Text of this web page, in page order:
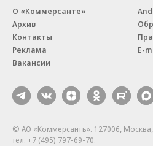
запустили холодное S3-
хранилище для архивных
данных бизнеса
Благотворительный фонд
18+ реклама